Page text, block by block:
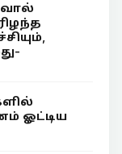
ஓட்டிய